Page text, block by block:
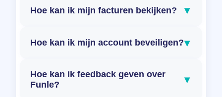
Hoe kan ik mijn facturen bekijken? ▾
Hoe kan ik mijn account beveiligen?▾
Hoe kan ik feedback geven over
Funle?
▾